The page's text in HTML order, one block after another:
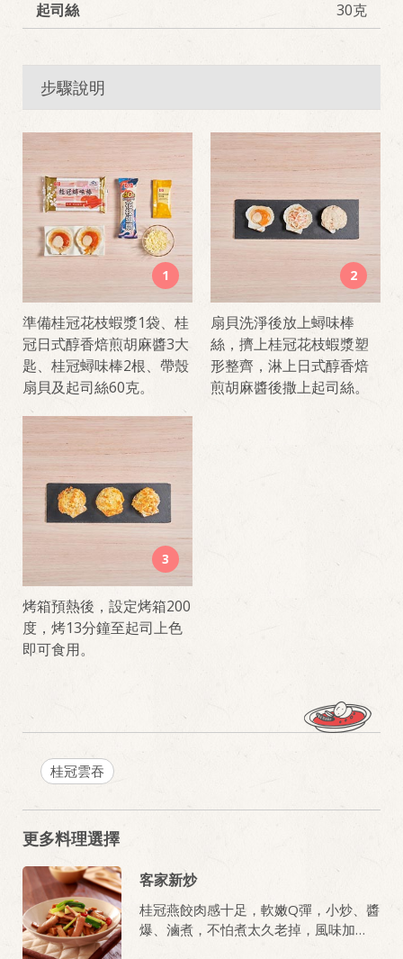
起司絲 30克
步驟說明
1
準備桂冠花枝蝦漿1袋、桂
冠日式醇香焙煎胡麻醬3大
匙、桂冠蟳味棒2根、帶殼
扇貝及起司絲60克。
2
扇貝洗淨後放上蟳味棒
絲，擠上桂冠花枝蝦漿塑
形整齊，淋上日式醇香焙
煎胡麻醬後撒上起司絲。
3
烤箱預熱後，設定烤箱200
度，烤13分鐘至起司上色
即可食用。
桂冠雲吞
更多料理選擇
客家新炒
桂冠燕餃肉感十足，軟嫩Q彈，小炒、醬
爆、滷煮，不怕煮太久老掉，風味加